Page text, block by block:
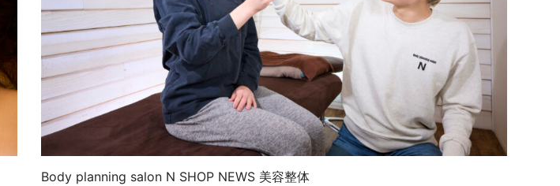
Body planning salon N SHOP NEWS 美容整体